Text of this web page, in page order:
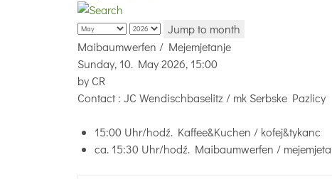
Jump to month
Maibaumwerfen / Mejemjetanje
Sunday, 10. May 2026, 15:00
by CR
Contact: JC Wendischbaselitz / mk Serbske Pazlicy
15:00 Uhr/hodź. Kaffee&Kuchen / kofej&tykanc
ca. 15:30 Uhr/hodź. Maibaumwerfen /